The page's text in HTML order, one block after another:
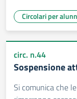
Circolari per
circ. n.44
Sospensione
Si comunica che